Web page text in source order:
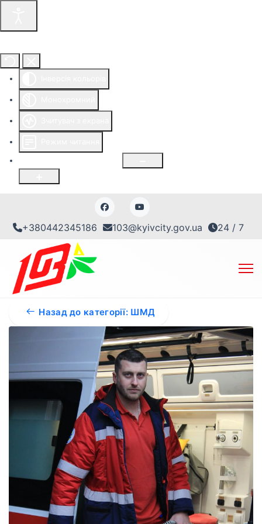
+380442345186 103@kyivcity.gov.ua 24 / 7
Назад до категорії: ШМД